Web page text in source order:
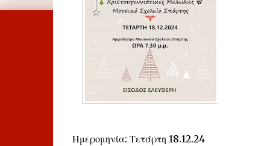
Ημερομηνία: Τετάρτη 18.12.24